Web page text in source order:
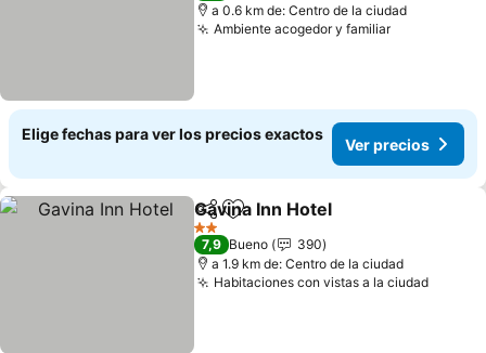
a 0.6 km de: Centro de la ciudad
Ambiente acogedor y familiarVer precios
Elige fechas para ver los precios exactos
Ver precios
CompartirAgregar a favoritos
Gavina Inn Hotel
2 Estrellas
7,9 Bueno
390
a 1.9 km de: Centro de la ciudad
Habitaciones con vistas a la ciudadVer